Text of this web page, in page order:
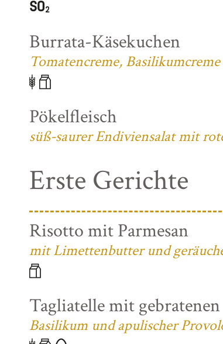
Burrata-Käsekuchen
Tomatencreme,
Pökelfleisch
süß-saurer Endiviensalat mit
Erste Gerichte
Risotto mit Parmesan
mit Limettenbutter und
Tagliatelle mit
Basilikum und apulischer